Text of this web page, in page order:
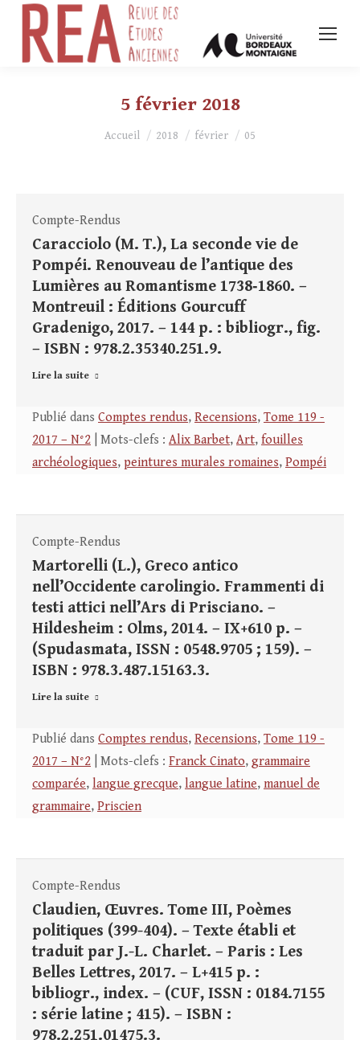
5 février 2018
Vous êtes ici :
Accueil 2018 février 05
Compte-Rendus
Caracciolo (M. T.), La seconde vie de
Pompéi. Renouveau de l’antique des
Lumières au Romantisme 1738‑1860. –
Montreuil : Éditions Gourcuff
Gradenigo, 2017. – 144 p. : bibliogr., fig.
– ISBN : 978.2.35340.251.9.
Lire la suite
Publié dans Comptes rendus, Recensions, Tome 119 -
2017 – N°2 | Mots-clefs : Alix Barbet, Art, fouilles
archéologiques, peintures murales romaines, Pompéi
Compte-Rendus
Martorelli (L.), Greco antico
nell’Occidente carolingio. Frammenti di
testi attici nell’Ars di Prisciano. –
Hildesheim : Olms, 2014. – IX+610 p. –
(Spudasmata, ISSN : 0548.9705 ; 159). –
ISBN : 978.3.487.15163.3.
Lire la suite
Publié dans Comptes rendus, Recensions, Tome 119 -
2017 – N°2 | Mots-clefs : Franck Cinato, grammaire
comparée, langue grecque, langue latine, manuel de
grammaire, Priscien
Compte-Rendus
Claudien, Œuvres. Tome III, Poèmes
politiques (399-404). – Texte établi et
traduit par J.-L. Charlet. – Paris : Les
Belles Lettres, 2017. – L+415 p. :
bibliogr., index. – (CUF, ISSN : 0184.7155
: série latine ; 415). – ISBN :
978.2.251.01475.3.